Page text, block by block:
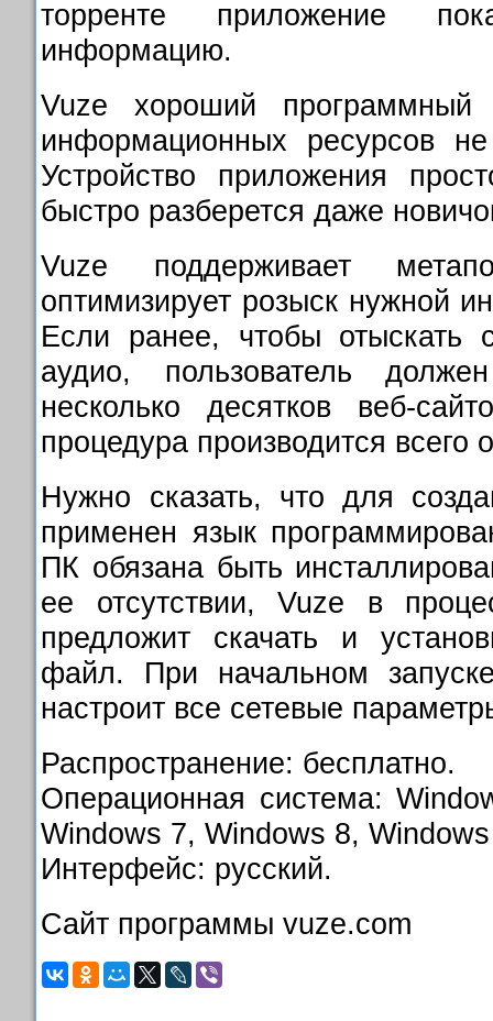
торренте приложение
информацию.
Vuze хороший программный
информационных ресурсов
Устройство приложения
быстро разберется даже
Vuze поддерживает
оптимизирует розыск нужной
Если ранее, чтобы отыскать
аудио, пользователь
несколько десятков веб-
процедура производится всего
Нужно сказать, что для
применен язык
ПК обязана быть
ее отсутствии, Vuze в
предложит скачать и
файл. При начальном
настроит все сетевые
Распространение: бесплатно.
Операционная система:
Windows 7, Windows 8,
Интерфейс: русский.
Сайт программы vuze.com